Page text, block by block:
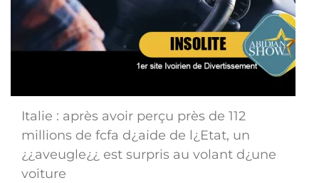
Italie : après avoir perçu près de 112
millions de fcfa d¿aide de l¿Etat, un
¿¿aveugle¿¿ est surpris au volant d¿une
voiture